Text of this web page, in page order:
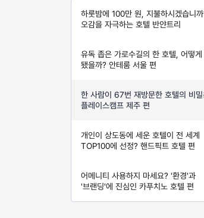
하룻밤에 100만 원, 지불하시겠습니
오감을 자극하는 호텔 반얀트리
유독 좁은 가로수길의 한 호텔, 어떻게
됐을까? 안테룸 서울 편
한 사람이 67번 재방문한 호텔의 비밀
플레이스캠프 제주 편
개인이 상도동에 세운 호텔이 전 세계
TOP100에 선정? 핸드픽트 호텔 편
어메니티 사용하지 마세요? '환경'과
'브랜딩'에 진심인 카푸치노 호텔 편